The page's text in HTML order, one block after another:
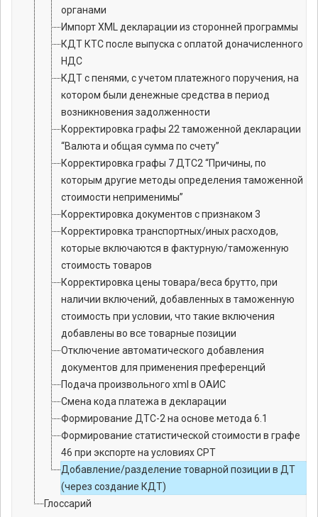
органами
Импорт XML декларации из сторонней программы
КДТ КТС после выпуска с оплатой доначисленного
НДС
КДТ с пенями, с учетом платежного поручения, на
котором были денежные средства в период
возникновения задолженности
Корректировка графы 22 таможенной декларации
“Валюта и общая сумма по счету”
Корректировка графы 7 ДТС2 “Причины, по
которым другие методы определения таможенной
стоимости неприменимы”
Корректировка документов с признаком 3
Корректировка транспортных/иных расходов,
которые включаются в фактурную/таможенную
стоимость товаров
Корректировка цены товара/веса брутто, при
наличии включений, добавленных в таможенную
стоимость при условии, что такие включения
добавлены во все товарные позиции
Отключение автоматического добавления
документов для применения преференций
Подача произвольного xml в ОАИС
Смена кода платежа в декларации
Формирование ДТС-2 на основе метода 6.1
Формирование статистической стоимости в графе
46 при экспорте на условиях CPT
Добавление/разделение товарной позиции в ДТ
(через создание КДТ)
Глоссарий